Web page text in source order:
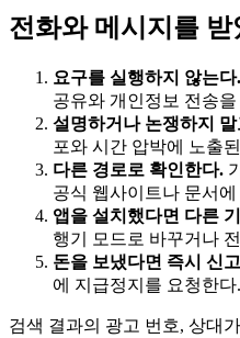
전화와 메시지를 받
요구를 실행하지 않는다.
공유와 개인정보 전송을
설명하거나 논쟁하지
포와 시간 압박에 노출
다른 경로로 확인한다.
공식 웹사이트나 문서
앱을 설치했다면 다른
행기 모드로 바꾸거나
돈을 보냈다면 즉시 신
에 지급정지를 요청한다.
검색 결과의 광고 번호, 상대